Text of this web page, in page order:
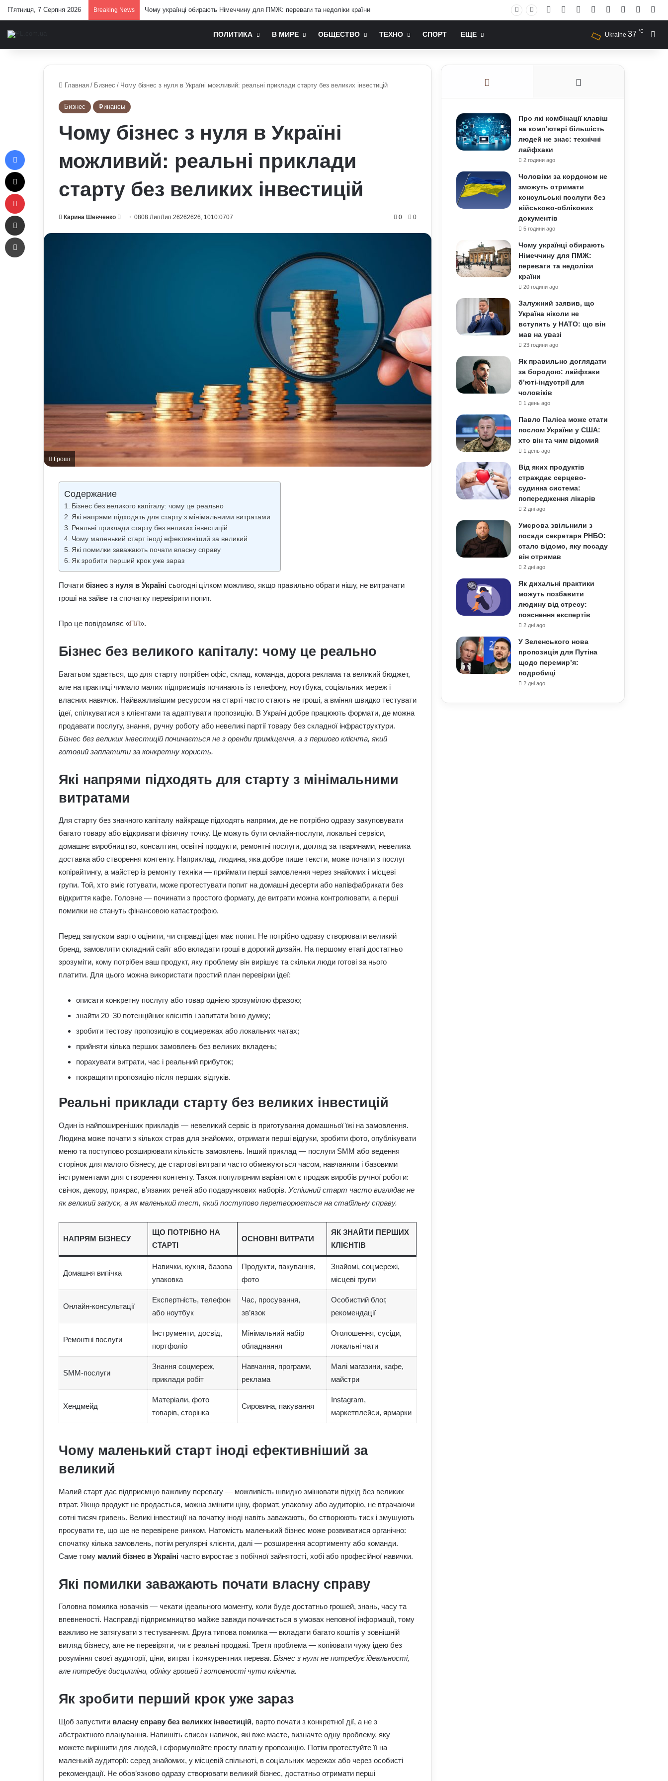
П’ятниця, 7 Серпня 2026 Breaking News Залужний заявив, що Україна ніколи не вступить у НАТО: що він мав на увазі Facebook YouTubeInstagram
RSS Log In
ПОЛИТИКА В МИРЕ ОБЩЕСТВО ТЕХНО СПОРТ ЕЩЕ Ukraine 37 ℃
Главная / Бизнес / Чому бізнес з нуля в Україні можливий: реальні приклади старту без великих інвестицій
Бизнес Финансы
Чому бізнес з нуля в Україні
можливий: реальні приклади
старту без великих інвестицій
Карина Шевченко
Send0808.ЛипЛип.26262626, 1010:0707 0 0
Гроші
Содержание
Бізнес без великого капіталу: чому це реально
Які напрями підходять для старту з мінімальними витратами
Реальні приклади старту без великих інвестицій
Чому маленький старт іноді ефективніший за великий
Які помилки заважають почати власну справу
Як зробити перший крок уже зараз
Почати бізнес з нуля в Україні сьогодні цілком можливо, якщо правильно обрати нішу, не витрачати
гроші на зайве та спочатку перевірити попит.
Про це повідомляє «ПЛ».
Бізнес без великого капіталу: чому це реально
Багатьом здається, що для старту потрібен офіс, склад, команда, дорога реклама та великий бюджет,
але на практиці чимало малих підприємців починають із телефону, ноутбука, соціальних мереж і
власних навичок. Найважливішим ресурсом на старті часто стають не гроші, а вміння швидко тестувати
ідеї, спілкуватися з клієнтами та адаптувати пропозицію. В Україні добре працюють формати, де можна
продавати послугу, знання, ручну роботу або невеликі партії товару без складної інфраструктури.
Бізнес без великих інвестицій починається не з оренди приміщення, а з першого клієнта, який
готовий заплатити за конкретну користь.
Які напрями підходять для старту з мінімальними
витратами
Для старту без значного капіталу найкраще підходять напрями, де не потрібно одразу закуповувати
багато товару або відкривати фізичну точку. Це можуть бути онлайн-послуги, локальні сервіси,
домашнє виробництво, консалтинг, освітні продукти, ремонтні послуги, догляд за тваринами, невелика
доставка або створення контенту. Наприклад, людина, яка добре пише тексти, може почати з послуг
копірайтингу, а майстер із ремонту техніки — приймати перші замовлення через знайомих і місцеві
групи. Той, хто вміє готувати, може протестувати попит на домашні десерти або напівфабрикати без
відкриття кафе. Головне — починати з простого формату, де витрати можна контролювати, а перші
помилки не стануть фінансовою катастрофою.
Перед запуском варто оцінити, чи справді ідея має попит. Не потрібно одразу створювати великий
бренд, замовляти складний сайт або вкладати гроші в дорогий дизайн. На першому етапі достатньо
зрозуміти, кому потрібен ваш продукт, яку проблему він вирішує та скільки люди готові за нього
платити. Для цього можна використати простий план перевірки ідеї:
описати конкретну послугу або товар однією зрозумілою фразою;
знайти 20–30 потенційних клієнтів і запитати їхню думку;
зробити тестову пропозицію в соцмережах або локальних чатах;
прийняти кілька перших замовлень без великих вкладень;
порахувати витрати, час і реальний прибуток;
покращити пропозицію після перших відгуків.
Реальні приклади старту без великих інвестицій
Один із найпоширеніших прикладів — невеликий сервіс із приготування домашньої їжі на замовлення.
Людина може почати з кількох страв для знайомих, отримати перші відгуки, зробити фото, опублікувати
меню та поступово розширювати кількість замовлень. Інший приклад — послуги SMM або ведення
сторінок для малого бізнесу, де стартові витрати часто обмежуються часом, навчанням і базовими
інструментами для створення контенту. Також популярним варіантом є продаж виробів ручної роботи:
свічок, декору, прикрас, в’язаних речей або подарункових наборів. Успішний старт часто виглядає не
як великий запуск, а як маленький тест, який поступово перетворюється на стабільну справу.
НАПРЯМ БІЗНЕСУ
ЩО ПОТРІБНО НА
СТАРТІ
ОСНОВНІ ВИТРАТИ
ЯК ЗНАЙТИ ПЕРШИХ
КЛІЄНТІВ
Домашня випічка
Навички, кухня, базова
упаковка
Продукти, пакування,
фото
Знайомі, соцмережі,
місцеві групи
Онлайн-консультації
Експертність, телефон
або ноутбук
Час, просування,
зв’язок
Особистий блог,
рекомендації
Ремонтні послуги
Інструменти, досвід,
портфоліо
Мінімальний набір
обладнання
Оголошення, сусіди,
локальні чати
SMM-послуги
Знання соцмереж,
приклади робіт
Навчання, програми,
реклама
Малі магазини, кафе,
майстри
Хендмейд
Матеріали, фото
товарів, сторінка
Сировина, пакування
Instagram,
маркетплейси, ярмарки
Чому маленький старт іноді ефективніший за
великий
Малий старт дає підприємцю важливу перевагу — можливість швидко змінювати підхід без великих
втрат. Якщо продукт не продається, можна змінити ціну, формат, упаковку або аудиторію, не втрачаючи
сотні тисяч гривень. Великі інвестиції на початку іноді навіть заважають, бо створюють тиск і змушують
просувати те, що ще не перевірене ринком. Натомість маленький бізнес може розвиватися органічно:
спочатку кілька замовлень, потім регулярні клієнти, далі — розширення асортименту або команди.
Саме тому малий бізнес в Україні часто виростає з побічної зайнятості, хобі або професійної навички.
Які помилки заважають почати власну справу
Головна помилка новачків — чекати ідеального моменту, коли буде достатньо грошей, знань, часу та
впевненості. Насправді підприємництво майже завжди починається в умовах неповної інформації, тому
важливо не затягувати з тестуванням. Друга типова помилка — вкладати багато коштів у зовнішній
вигляд бізнесу, але не перевіряти, чи є реальні продажі. Третя проблема — копіювати чужу ідею без
розуміння своєї аудиторії, ціни, витрат і конкурентних переваг. Бізнес з нуля не потребує ідеальності,
але потребує дисципліни, обліку грошей і готовності чути клієнта.
Як зробити перший крок уже зараз
Щоб запустити власну справу без великих інвестицій, варто почати з конкретної дії, а не з
абстрактного планування. Напишіть список навичок, які вже маєте, визначте одну проблему, яку
можете вирішити для людей, і сформулюйте просту платну пропозицію. Потім протестуйте її на
маленькій аудиторії: серед знайомих, у місцевій спільноті, в соціальних мережах або через особисті
рекомендації. Не обов’язково одразу створювати великий бізнес, достатньо отримати перші
Чому квартири в Україні стають
мішенню злочинців: схеми, про які
варто знати
тарологи про їх значення і символізм
Що означає число 00:01 на
годиннику: експертна думка
езотериків
Найкращі місця для відпочинку в
Про які комбінації клавіш
на комп’ютері більшість
людей не знає: технічні
лайфхаки
2 години ago
Чоловіки за кордоном не
зможуть отримати
консульські послуги без
військово-облікових
документів
5 години ago
Чому українці обирають
Німеччину для ПМЖ:
переваги та недоліки
країни
20 години ago
Залужний заявив, що
Україна ніколи не
вступить у НАТО: що він
мав на увазі
23 години ago
Як правильно доглядати
за бородою: лайфхаки
б’юті-індустрії для
чоловіків
1 день ago
Павло Паліса може стати
послом України у США:
хто він та чим відомий
1 день ago
Від яких продуктів
страждає серцево-
судинна система:
попередження лікарів
2 дні ago
Умєрова звільнили з
посади секретаря РНБО:
стало відомо, яку посаду
він отримав
2 дні ago
Як дихальні практики
можуть позбавити
людину від стресу:
пояснення експертів
2 дні ago
У Зеленського нова
пропозиція для Путіна
щодо перемир’я:
подробиці
2 дні ago
Печать